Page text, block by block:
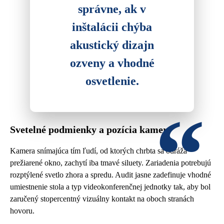
správne, ak v
inštalácii chýba
akustický dizajn
ozveny a vhodné
osvetlenie.
Svetelné podmienky a pozícia kamery
Kamera snímajúca tím ľudí, od ktorých chrbta sa odráža
prežiarené okno, zachytí iba tmavé siluety. Zariadenia potrebujú
rozptýlené svetlo zhora a spredu. Audit jasne zadefinuje vhodné
umiestnenie stola a typ videokonferenčnej jednotky tak, aby bol
zaručený stopercentný vizuálny kontakt na oboch stranách
hovoru.